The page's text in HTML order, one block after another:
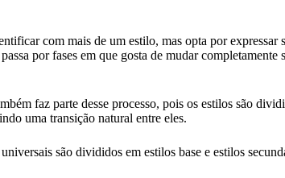
com mais de um estilo, mas opta por expressar
por fases em que gosta de mudar completamente
faz parte desse processo, pois os estilos são
uma transição natural entre eles.
são divididos em estilos base e estilos